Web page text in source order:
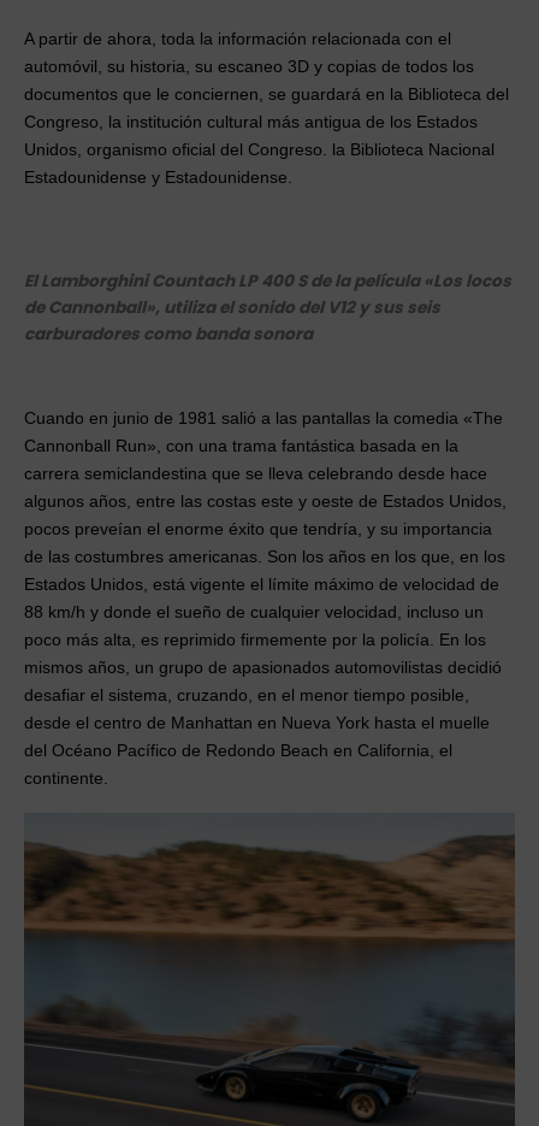
A partir de ahora, toda la información relacionada con el
automóvil, su historia, su escaneo 3D y copias de todos los
documentos que le conciernen, se guardará en la Biblioteca del
Congreso, la institución cultural más antigua de los Estados
Unidos, organismo oficial del Congreso. la Biblioteca Nacional
Estadounidense y Estadounidense.
El Lamborghini Countach LP 400 S de la película «Los locos
de Cannonball», utiliza el sonido del V12 y sus seis
carburadores como banda sonora
Cuando en junio de 1981 salió a las pantallas la comedia «The
Cannonball Run», con una trama fantástica basada en la
carrera semiclandestina que se lleva celebrando desde hace
algunos años, entre las costas este y oeste de Estados Unidos,
pocos preveían el enorme éxito que tendría, y su importancia
de las costumbres americanas. Son los años en los que, en los
Estados Unidos, está vigente el límite máximo de velocidad de
88 km/h y donde el sueño de cualquier velocidad, incluso un
poco más alta, es reprimido firmemente por la policía. En los
mismos años, un grupo de apasionados automovilistas decidió
desafiar el sistema, cruzando, en el menor tiempo posible,
desde el centro de Manhattan en Nueva York hasta el muelle
del Océano Pacífico de Redondo Beach en California, el
continente.